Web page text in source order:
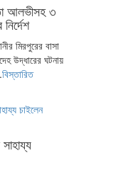
আলভীসহ ৩
মিরপুরের বাসা
উদ্ধারের ঘটনায়
বিস্তারিত